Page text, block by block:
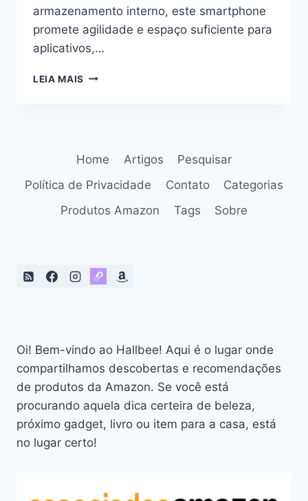
armazenamento interno, este smartphone
promete agilidade e espaço suficiente para
aplicativos,…
LEIA MAIS XIAOMI
UM
BENEFÍCIO
QUE
Home Artigos
Pesquisar
Política de Privacidade
Contato
Categorias
Produtos Amazon
Tags Sobre
Oi! Bem-vindo ao Hallbee! Aqui é o lugar onde
compartilhamos descobertas e recomendações
de produtos da Amazon. Se você está
procurando aquela dica certeira de beleza,
próximo gadget, livro ou item para a casa, está
no lugar certo!